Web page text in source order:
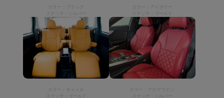
カラー：ブラック
ステッチ：シルバー
カラー：アイボリー
ステッチ：ゴールド
カラー：キャメル
ステッチ：ゴールド
カラー：アロマワイン
ステッチ：シルバー